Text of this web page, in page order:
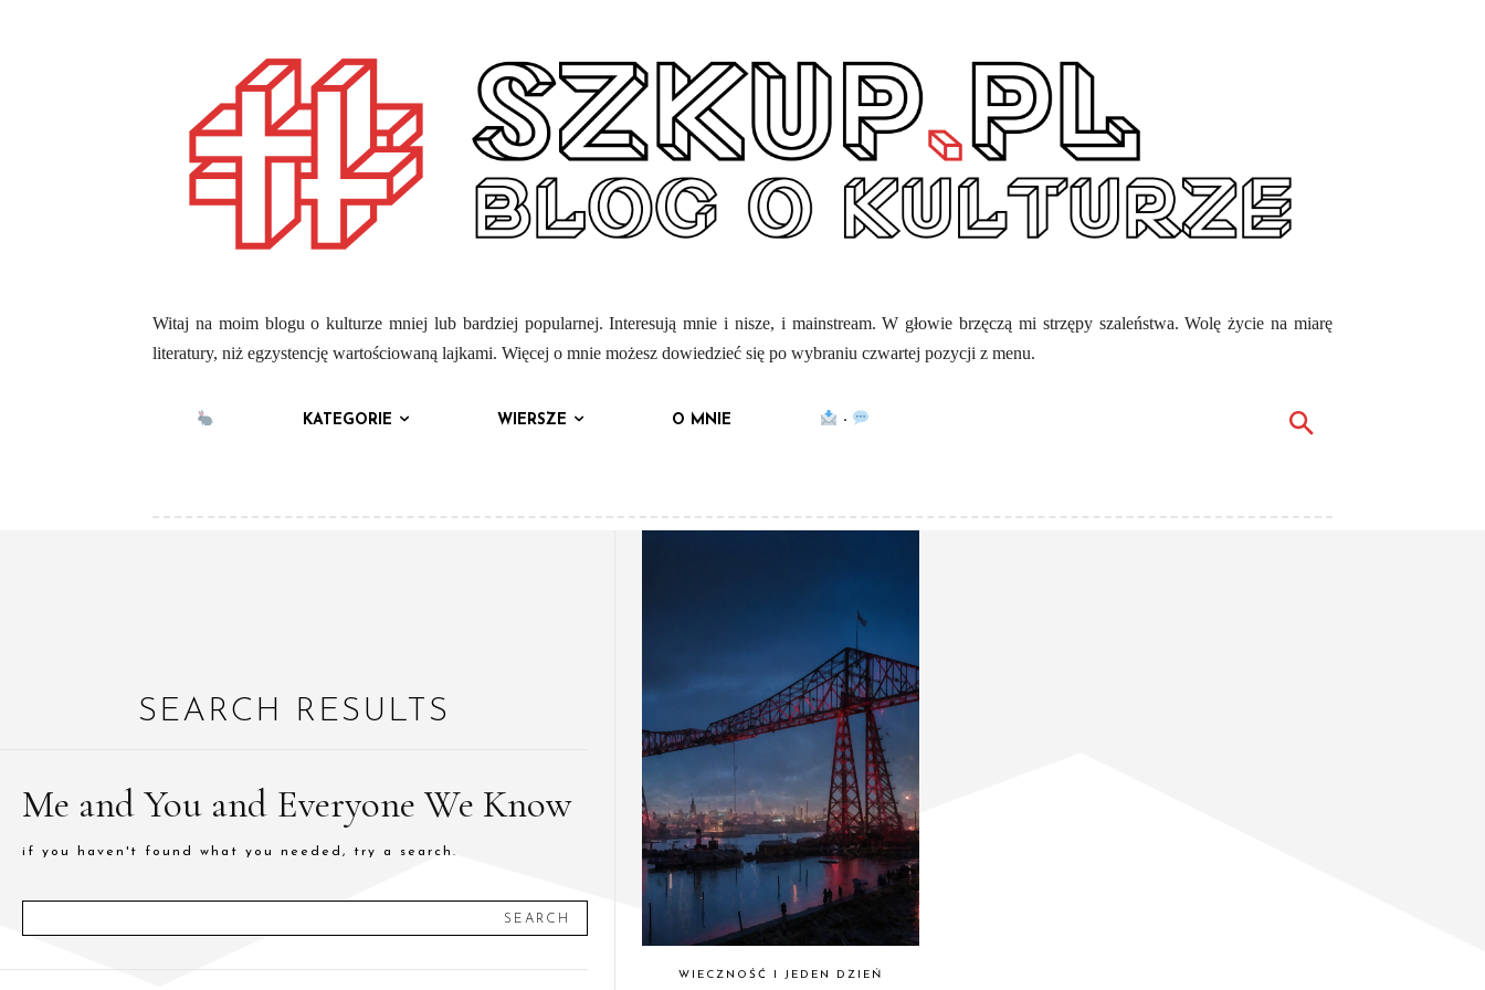
Witaj na moim blogu o kulturze mniej lub bardziej popularnej. Interesują mnie i nisze, i mainstream. W głowie brzęczą mi strzępy szaleństwa. Wolę życie na miarę
literatury, niż egzystencję wartościowaną lajkami. Więcej o mnie możesz dowiedzieć się po wybraniu czwartej pozycji z menu.
KATEGORIE WIERSZE O MNIE ·
SEARCH RESULTS
Me and You and Everyone We Know
if you haven't found what you needed, try a search.
SEARCH
WIECZNOŚĆ I JEDEN DZIEŃ